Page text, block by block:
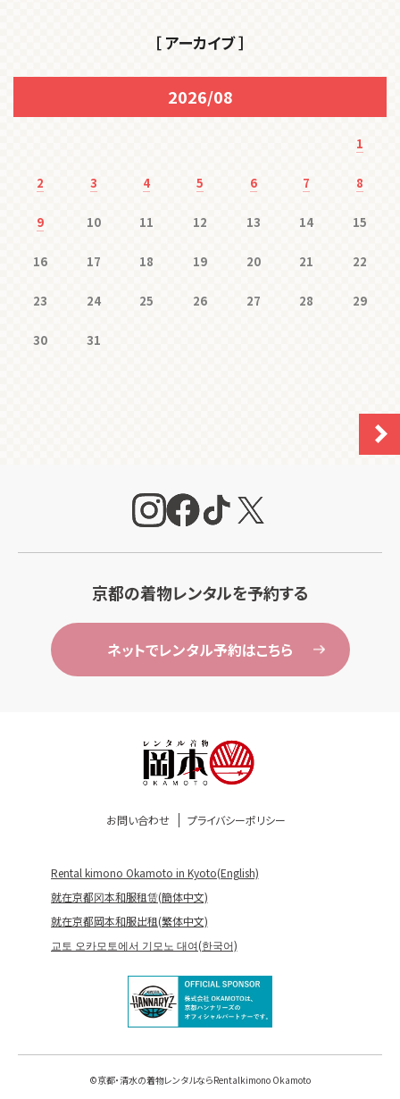
［ アーカイブ ］
2026/08
1
2 3 4 5 6 7 8
9 10 11 12 13 14 15
16 17 18 19 20 21 22
23 24 25 26 27 28 29
30 31
京都の着物レンタルを予約する
ネットでレンタル予約はこちら
お問い合わせ プライバシーポリシー
Rental kimono Okamoto in Kyoto(English)
就在京都冈本和服租赁(簡体中文)
就在京都岡本和服出租(繁体中文)
교토 오카모토에서 기모노 대여(한국어)
©京都・清水の着物レンタルならRentalkimono Okamoto